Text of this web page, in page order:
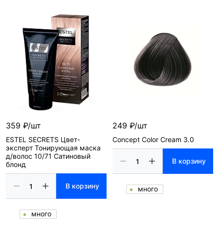
359 ₽/шт
ESTEL SECRETS Цвет-
эксперт Тонирующая маска
д/волос 10/71 Сатиновый
блонд
В корзину
много
249 ₽/шт
Concept Color Cream 3.0
В корзину
много